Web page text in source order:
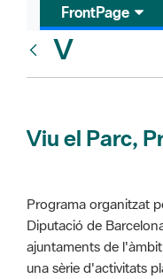
FrontPage
V
Viu el Parc,
Programa organitzat
Diputació de
ajuntaments de
una sèrie d'activitats